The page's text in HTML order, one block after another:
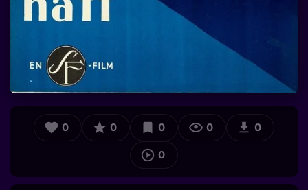
0 0 0 0 0
0